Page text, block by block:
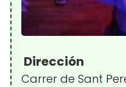
Dirección
Carrer de Sant